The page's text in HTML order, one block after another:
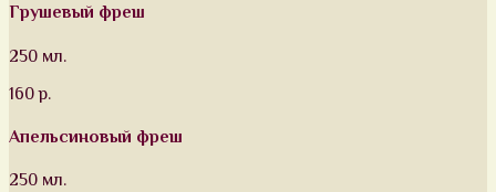
Грушевый фреш
250 мл.
160 р.
Апельсиновый фреш
250 мл.